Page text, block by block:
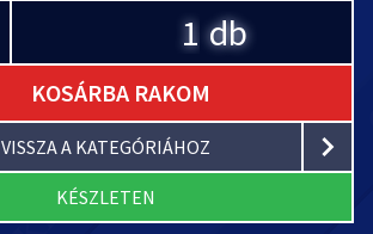
db
KOSÁRBA RAKOM
VISSZA A KATEGÓRIÁHOZ
KÉSZLETEN